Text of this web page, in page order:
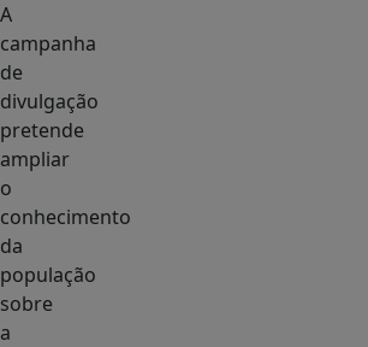
A
campanha
de
divulgação
pretende
ampliar
o
conhecimento
da
população
sobre
a